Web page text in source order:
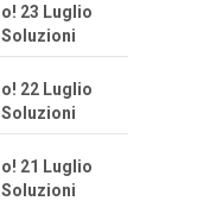
23 Luglio
22 Luglio
21 Luglio